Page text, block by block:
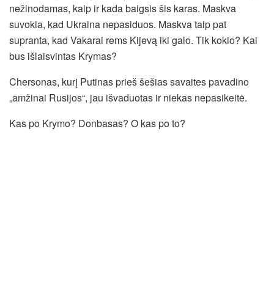
nežinodamas, kaip ir kada baigsis šis karas. Maskva
suvokia, kad Ukraina nepasiduos. Maskva taip pat
supranta, kad Vakarai rems Kijevą iki galo. Tik kokio? Kai
bus išlaisvintas Krymas?
Chersonas, kurį Putinas prieš šešias savaites pavadino
„amžinai Rusijos“, jau išvaduotas ir niekas nepasikeitė.
Kas po Krymo? Donbasas? O kas po to?